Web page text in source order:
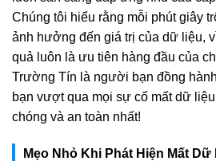
Chúng tôi hiểu rằng mỗi phút giây
ảnh hưởng đến giá trị của dữ liệu,
quả luôn là ưu tiên hàng đầu của
Trường Tín là người bạn đồng
bạn vượt qua mọi sự cố mất dữ
chóng và an toàn nhất!
Mẹo Nhỏ Khi Phát Hiện Mất Dữ